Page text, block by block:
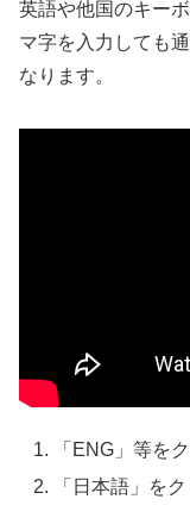
英語や他国のキー
マ字を入力しても
なります。
「ENG」等を
「日本語」を